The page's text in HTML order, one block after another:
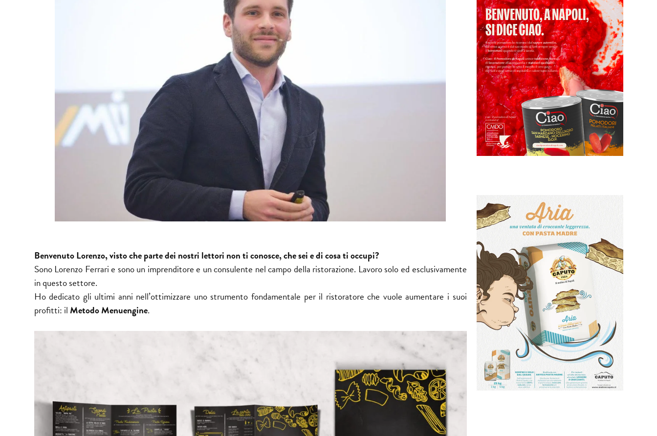
Benvenuto Lorenzo, visto che parte dei nostri lettori non ti conosce, che sei e di cosa ti occupi?
Sono Lorenzo Ferrari e sono un imprenditore e un consulente nel campo della ristorazione. Lavoro solo ed esclusivamente
in questo settore.
Ho dedicato gli ultimi anni nell’ottimizzare uno strumento fondamentale per il ristoratore che vuole aumentare i suoi
profitti: il Metodo Menuengine.